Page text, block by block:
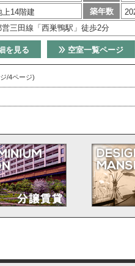
上14階建 築年数
営三田線「西巣鴨駅」徒歩2分
空室一覧ページ
を見る
/4ページ)